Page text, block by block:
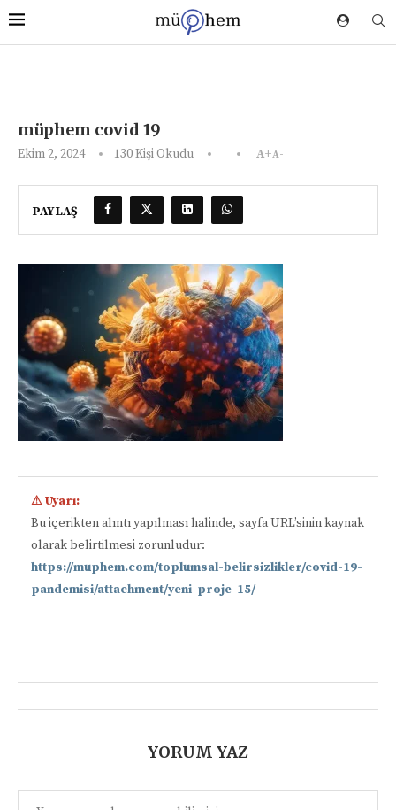
müphem covid 19
Ekim 2, 2024 130Kişi Okudu A+A-
PAYLAŞ
⚠ Uyarı:
Bu içerikten alıntı yapılması halinde, sayfa URL’sinin kaynak
olarak belirtilmesi zorunludur:
https://muphem.com/toplumsal-belirsizlikler/covid-19-
pandemisi/attachment/yeni-proje-15/
YORUM YAZ